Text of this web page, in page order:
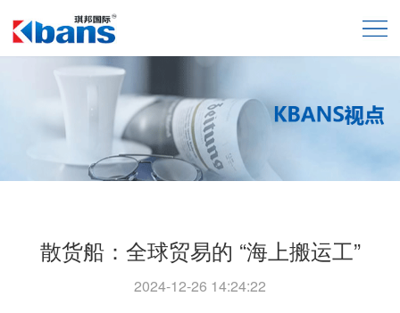
散货船：全球贸易的 “海上搬运工”
2024-12-26 14:24:22